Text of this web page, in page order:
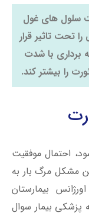
سلول های غول
تحت تاثیر قرار
برداری با شدت
را بیشتر کند.
احتمال موفقیت
مشکل مرگ بار به
بیمارستان
بیمار سوال